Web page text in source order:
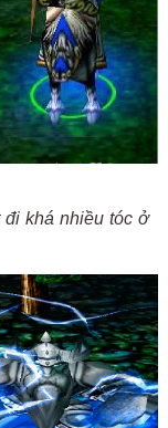
đi khá nhiều tóc ở